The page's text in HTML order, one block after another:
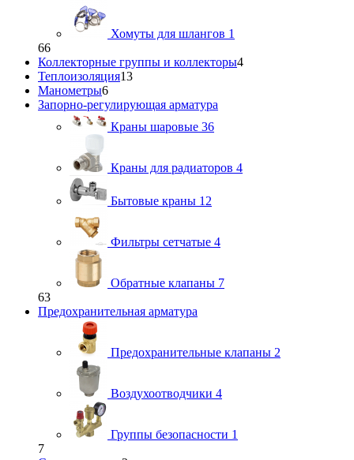
Хомуты для шлангов 1
66
Коллекторные группы и коллекторы4
Теплоизоляция13
Манометры6
Запорно-регулирующая арматура
Краны шаровые 36
Краны для радиаторов 4
Бытовые краны 12
Фильтры сетчатые 4
Обратные клапаны 7
63
Предохранительная арматура
Предохранительные клапаны 2
Воздухоотводчики 4
Группы безопасности 1
7